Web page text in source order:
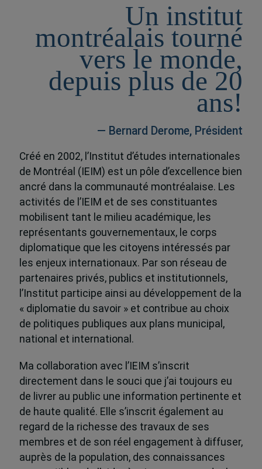
Un institut
montréalais tourné
vers le monde,
depuis plus de 20
ans!
— Bernard Derome, Président
Créé en 2002, l’Institut d’études internationales
de Montréal (IEIM) est un pôle d’excellence bien
ancré dans la communauté montréalaise. Les
activités de l’IEIM et de ses constituantes
mobilisent tant le milieu académique, les
représentants gouvernementaux, le corps
diplomatique que les citoyens intéressés par
les enjeux internationaux. Par son réseau de
partenaires privés, publics et institutionnels,
l’Institut participe ainsi au développement de la
« diplomatie du savoir » et contribue au choix
de politiques publiques aux plans municipal,
national et international.
Ma collaboration avec l’IEIM s’inscrit
directement dans le souci que j’ai toujours eu
de livrer au public une information pertinente et
de haute qualité. Elle s’inscrit également au
regard de la richesse des travaux de ses
membres et de son réel engagement à diffuser,
auprès de la population, des connaissances